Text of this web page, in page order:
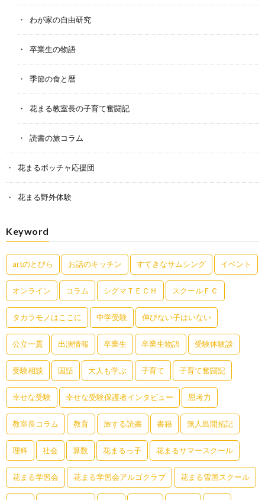
わが家の自由研究
卒業生の物語
季節の食と暦
花まる教室長の子育て奮闘記
読書の旅コラム
花まるボッチャ応援団
花まる野外体験
Keyword
artのとびら お話のキッチン すてきなサムシング イベント
オンライン コラム シグマＴＥＣＨ スクールＦＣ
タカラモノはここに 中学受験 伸びない子はいない
公立一貫 出演情報 卒業生 卒業生物語 受験体験談
受験相談 国語 大人も学ぶ 子育て 子育て奮闘記
幸せな受験 幸せな受験保護者インタビュー 思考力
教室長コラム 教育 旅する読書 書籍 無人島開拓記
理科 社会 算数 花まるっ子 花まるサマースクール
花まる学習会 花まる学習会アルゴクラブ 花まる雪国スクール